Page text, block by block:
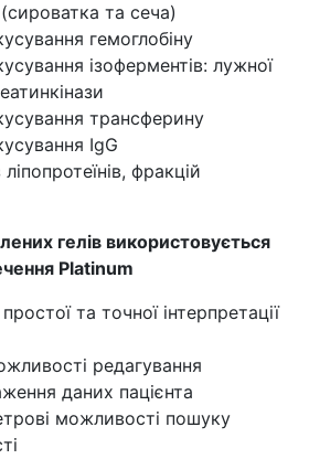
(сироватка та сеча)
гемоглобіну
ізоферментів: лужної
трансферину
IgG
фракцій
гелів використовується
Platinum
та точної інтерпретації
редагування
даних пацієнта
можливості пошуку